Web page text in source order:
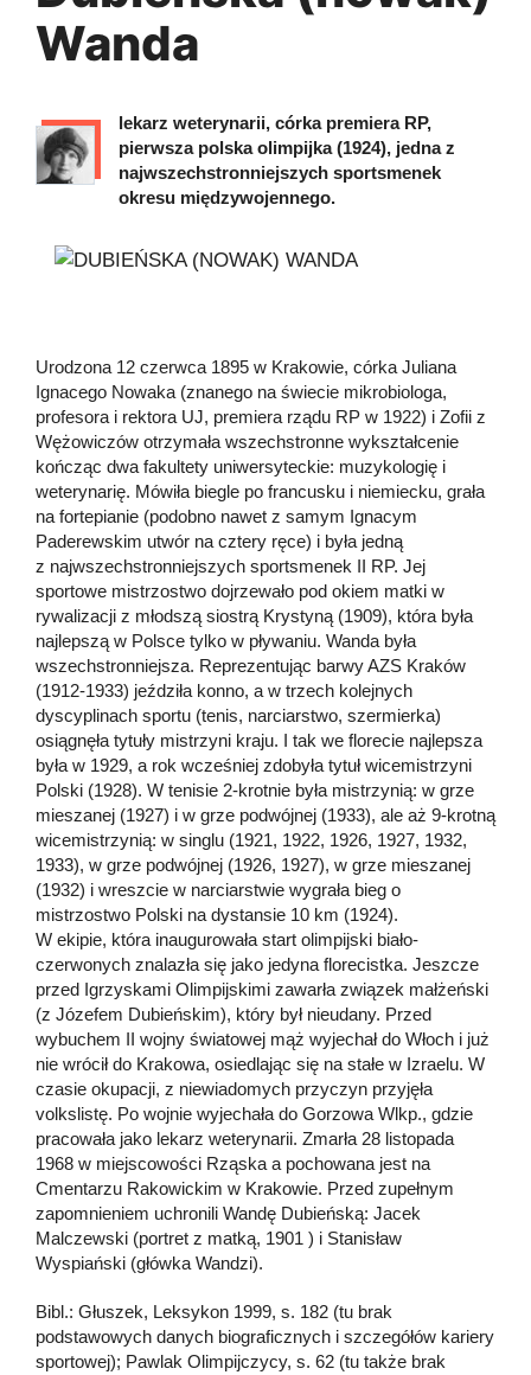
Wanda
lekarz weterynarii, córka premiera RP,
pierwsza polska olimpijka (1924), jedna z
najwszechstronniejszych sportsmenek
okresu międzywojennego.
Urodzona 12 czerwca 1895 w Krakowie, córka Juliana
Ignacego Nowaka (znanego na świecie mikrobiologa,
profesora i rektora UJ, premiera rządu RP w 1922) i Zofii z
Wężowiczów otrzymała wszechstronne wykształcenie
kończąc dwa fakultety uniwersyteckie: muzykologię i
weterynarię. Mówiła biegle po francusku i niemiecku, grała
na fortepianie (podobno nawet z samym Ignacym
Paderewskim utwór na cztery ręce) i była jedną
z najwszechstronniejszych sportsmenek II RP. Jej
sportowe mistrzostwo dojrzewało pod okiem matki w
rywalizacji z młodszą siostrą Krystyną (1909), która była
najlepszą w Polsce tylko w pływaniu. Wanda była
wszechstronniejsza. Reprezentując barwy AZS Kraków
(1912-1933) jeździła konno, a w trzech kolejnych
dyscyplinach sportu (tenis, narciarstwo, szermierka)
osiągnęła tytuły mistrzyni kraju. I tak we florecie najlepsza
była w 1929, a rok wcześniej zdobyła tytuł wicemistrzyni
Polski (1928). W tenisie 2-krotnie była mistrzynią: w grze
mieszanej (1927) i w grze podwójnej (1933), ale aż 9-krotną
wicemistrzynią: w singlu (1921, 1922, 1926, 1927, 1932,
1933), w grze podwójnej (1926, 1927), w grze mieszanej
(1932) i wreszcie w narciarstwie wygrała bieg o
mistrzostwo Polski na dystansie 10 km (1924).
W ekipie, która inaugurowała start olimpijski biało-
czerwonych znalazła się jako jedyna florecistka. Jeszcze
przed Igrzyskami Olimpijskimi zawarła związek małżeński
(z Józefem Dubieńskim), który był nieudany. Przed
wybuchem II wojny światowej mąż wyjechał do Włoch i już
nie wrócił do Krakowa, osiedlając się na stałe w Izraelu. W
czasie okupacji, z niewiadomych przyczyn przyjęła
volkslistę. Po wojnie wyjechała do Gorzowa Wlkp., gdzie
pracowała jako lekarz weterynarii. Zmarła 28 listopada
1968 w miejscowości Rząska a pochowana jest na
Cmentarzu Rakowickim w Krakowie. Przed zupełnym
zapomnieniem uchronili Wandę Dubieńską: Jacek
Malczewski (portret z matką, 1901 ) i Stanisław
Wyspiański (główka Wandzi).
Bibl.: Głuszek, Leksykon 1999, s. 182 (tu brak
podstawowych danych biograficznych i szczegółów kariery
sportowej); Pawlak Olimpijczycy, s. 62 (tu także brak